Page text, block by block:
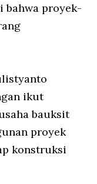
bahwa proyek-
ikut
bauksit
proyek
konstruksi